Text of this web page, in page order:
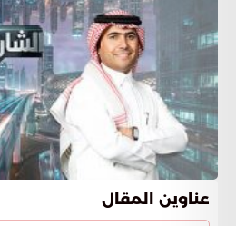
عناوين المقال